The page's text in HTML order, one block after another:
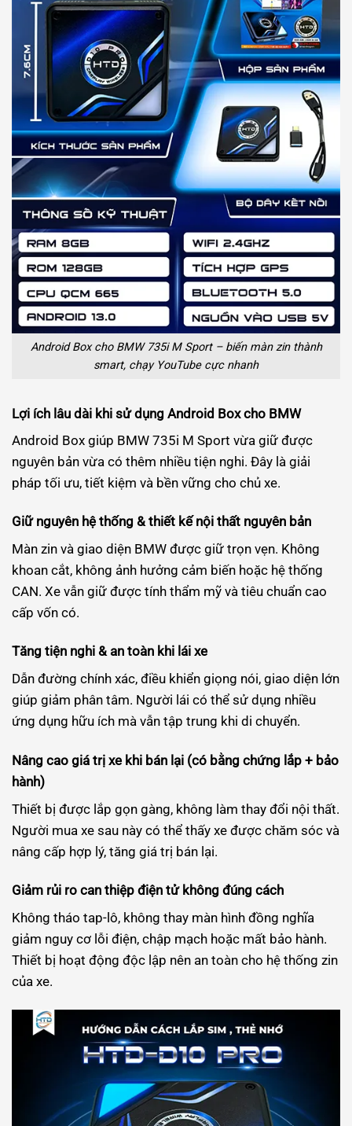
Android Box cho BMW 735i M Sport – biến màn zin thành
smart, chạy YouTube cực nhanh
Lợi ích lâu dài khi sử dụng Android Box cho BMW
Android Box giúp BMW 735i M Sport vừa giữ được
nguyên bản vừa có thêm nhiều tiện nghi. Đây là giải
pháp tối ưu, tiết kiệm và bền vững cho chủ xe.
Giữ nguyên hệ thống & thiết kế nội thất nguyên bản
Màn zin và giao diện BMW được giữ trọn vẹn. Không
khoan cắt, không ảnh hưởng cảm biến hoặc hệ thống
CAN. Xe vẫn giữ được tính thẩm mỹ và tiêu chuẩn cao
cấp vốn có.
Tăng tiện nghi & an toàn khi lái xe
Dẫn đường chính xác, điều khiển giọng nói, giao diện lớn
giúp giảm phân tâm. Người lái có thể sử dụng nhiều
ứng dụng hữu ích mà vẫn tập trung khi di chuyển.
Nâng cao giá trị xe khi bán lại (có bằng chứng lắp + bảo
hành)
Thiết bị được lắp gọn gàng, không làm thay đổi nội thất.
Người mua xe sau này có thể thấy xe được chăm sóc và
nâng cấp hợp lý, tăng giá trị bán lại.
Giảm rủi ro can thiệp điện tử không đúng cách
Không tháo tap-lô, không thay màn hình đồng nghĩa
giảm nguy cơ lỗi điện, chập mạch hoặc mất bảo hành.
Thiết bị hoạt động độc lập nên an toàn cho hệ thống zin
của xe.